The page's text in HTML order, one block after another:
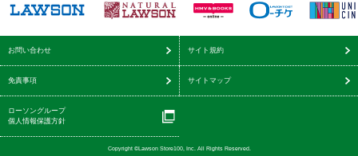
お問い合わせ サイト規約
免責事項 サイトマップ
ローソングループ
個人情報保護方針
Copyright ©Lawson Store100, Inc. All Rights Reserved.